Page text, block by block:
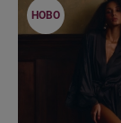
НОВО